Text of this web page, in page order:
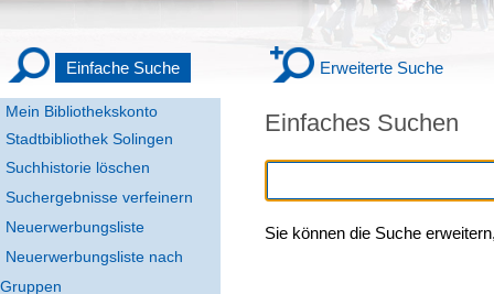
Mein Bibliothekskonto
Stadtbibliothek Solingen
Einfache Suche Erweiterte Suche
Suchhistorie löschen
Suchergebnisse verfeinern
Neuerwerbungsliste
Neuerwerbungsliste nach
Gruppen
Einfaches Suchen
Sie können die Suche